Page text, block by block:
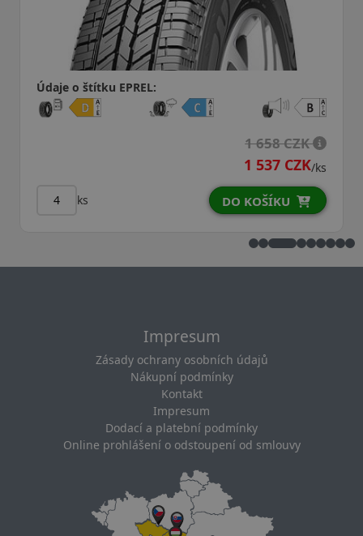
Údaje o štítku EPREL:
1 625
DO KOŠÍKU
Impresum
Zásady ochrany osobních údajů
Nákupní podmínky
Kontakt
Impresum
Dodací a platební podmínky
Online prohlášení o odstoupení od smlouvy